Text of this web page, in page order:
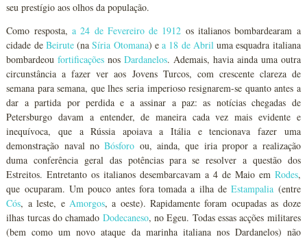
seu prestígio aos olhos da população.
Como resposta,a 24 de Fevereiro de 1912 os italianos bombardearam a
cidade de Beirute(naSíria Otomana) ea 18 de Abriluma esquadra italiana
bombardeoufortificações nosDardanelos. Ademais, havia ainda uma outra
circunstância a fazer ver aos Jovens Turcos, com crescente clareza de
semana para semana, que lhes seria imperioso resignarem-se quanto antes a
dar a partida por perdida e a assinar a paz: as notícias chegadas de
Petersburgo davam a entender, de maneira cada vez mais evidente e
inequívoca, que a Rússia apoiava a Itália e tencionava fazer uma
demonstração naval noBósforo ou, ainda, que iria propor a realização
duma conferência geral das potências para se resolver a questão dos
Estreitos. Entretanto os italianos desembarcavam a 4 de Maio em Rodes,
que ocuparam. Um pouco antes fora tomada a ilha deEstampalia (entre
Cós, a leste, e Amorgos, a oeste). Rapidamente foram ocupadas as doze
ilhas turcas do chamado Dodecaneso, no Egeu. Todas essas acções militares
(bem como um novo ataque da marinha italiana nos Dardanelos) não